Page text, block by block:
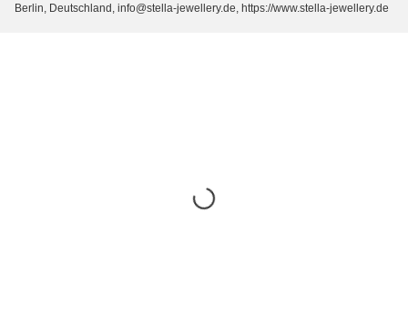
Berlin, Deutschland, info@stella-jewellery.de, https://www.stella-jewellery.de